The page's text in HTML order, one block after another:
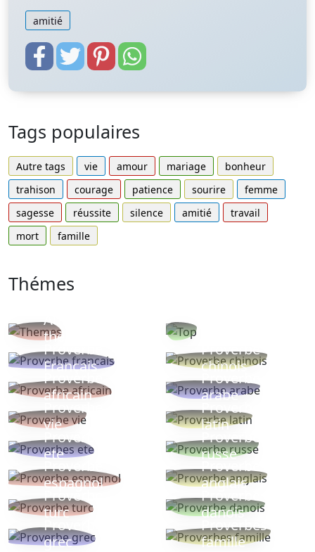
amitié
Tags populaires
Autre tags vie amour mariage
bonheur
trahison
courage patience sourire
femme
sagesse
réussite silence amitié
travail
mort
famille
Thémes
Autres
thèmes
Proverbe
Français
Proverbe
chinois
Proverbe
africain
Proverbe
arabe
Proverbe
vie
Proverbe
latin
Proverbes
ete
Proverbe
russe
Proverbe
espagnol
Proverbe
anglais
Proverbe
turc
Proverbe
danois
Proverbe
grec
Proverbes
famille